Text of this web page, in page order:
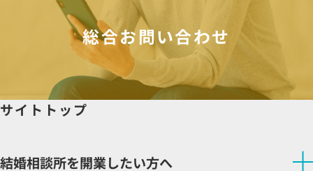
総合お問い合わせ
サイトトップ
結婚相談所を開業したい方へ